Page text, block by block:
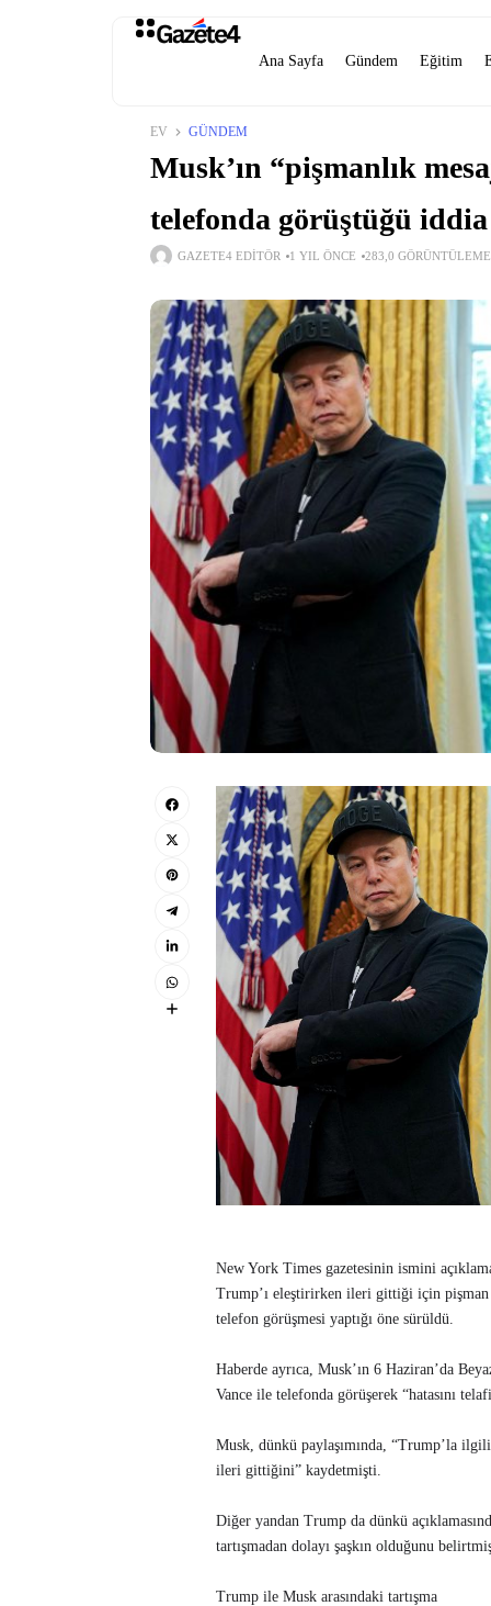
Ana Sayfa Gündem Eğitim
EV GÜNDEM
Musk’ın “pişmanlık
telefonda görüştüğü
GAZETE4 EDITÖR 1 YIL ÖNCE 283,0 GÖRÜNTÜLEME
New York Times gazetesinin ismini
Trump’ı eleştirirken ileri gittiği için pişman
telefon görüşmesi yaptığı öne sürüldü.
Haberde ayrıca, Musk’ın 6 Haziran’da
Vance ile telefonda görüşerek “hatasını
Musk, dünkü paylaşımında, “Trump’la
ileri gittiğini” kaydetmişti.
Diğer yandan Trump da dünkü
tartışmadan dolayı şaşkın olduğunu
Trump ile Musk arasındaki tartışma